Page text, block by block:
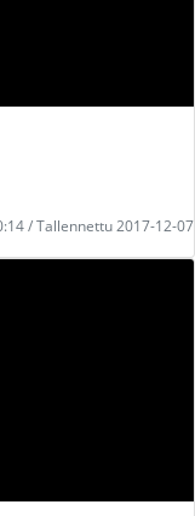
/ Tallennettu 2017-12-07